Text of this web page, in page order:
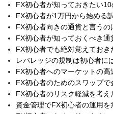
FX初心者が知っておきたい
FX初心者が1万円から始める
FX初心者向きの通貨と言うの
FX初心者が知っておくべき通
FX初心者でも絶対覚えておき
レバレッジの規制は初心者に
FX初心者へのマーケットの高
FX初心者のためのスワップで
FX初心者のリスク軽減を考え
資金管理でFX初心者の運用を